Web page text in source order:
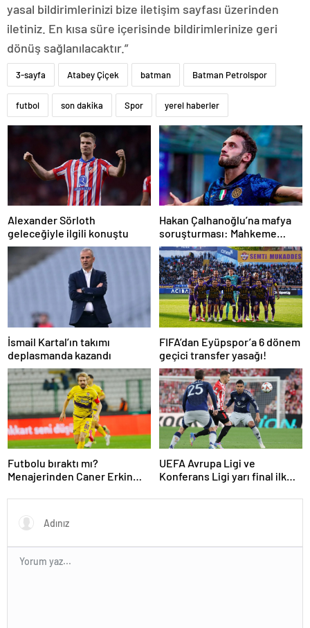
yasal bildirimlerinizi bize iletişim sayfası üzerinden
iletiniz. En kısa süre içerisinde bildirimlerinize geri
dönüş sağlanılacaktır.”
3-sayfa Atabey Çiçek batman Batman Petrolspor
futbol son dakika Spor yerel haberler
Alexander Sörloth
geleceğiyle ilgili konuştu
Hakan Çalhanoğlu’na mafya
soruşturması: Mahkeme
cezasını açıkladı
İsmail Kartal’ın takımı
deplasmanda kazandı
FIFA’dan Eyüpspor’a 6 dönem
geçici transfer yasağı!
Futbolu bıraktı mı?
Menajerinden Caner Erkin
UEFA Avrupa Ligi ve
Konferans Ligi yarı final ilk